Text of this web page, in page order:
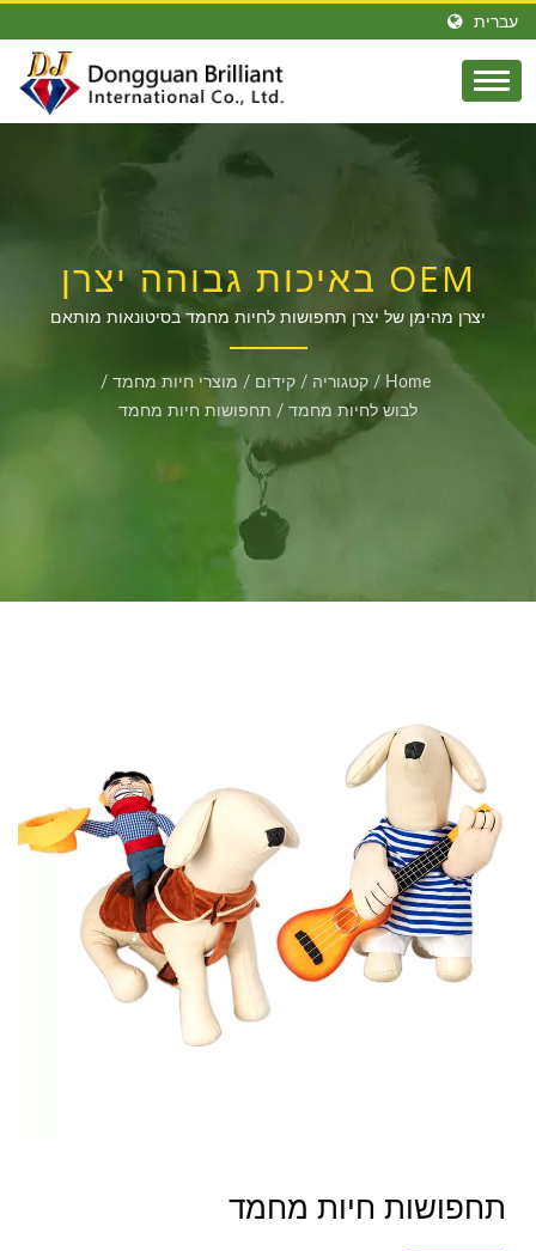
עברית
OEM באיכות גבוהה יצרן
תחפושות מותאמות אישית
לחיות מחמד עבור קונים
גלובליים
יצרן מהימן של יצרן תחפושות לחיות מחמד בסיטונאות מותאם
אישית במחירים תחרותיים
Home
/ קטגוריה / קידום / מוצרי חיות מחמד /
לבוש לחיות מחמד / תחפושות חיות מחמד
תחפושות חיות מחמד